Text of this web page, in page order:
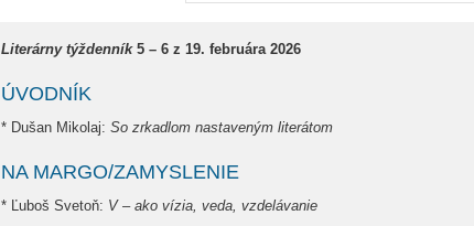
Literárny týždenník5 – 6 z 19. februára 2026
ÚVODNÍK
* Dušan Mikolaj: So zrkadlom nastaveným literátom
NA MARGO/ZAMYSLENIE
* Ľuboš Svetoň: V – ako vízia, veda, vzdelávanie